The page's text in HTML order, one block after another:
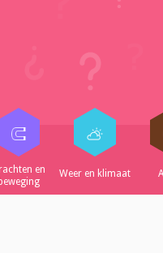
en
Weer en klimaat